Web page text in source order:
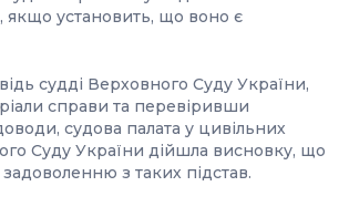
якщо установить, що воно є
судді Верховного Суду України,
справи та перевіривши
судова палата у цивільних
Суду України дійшла висновку, що
задоволенню з таких підстав.